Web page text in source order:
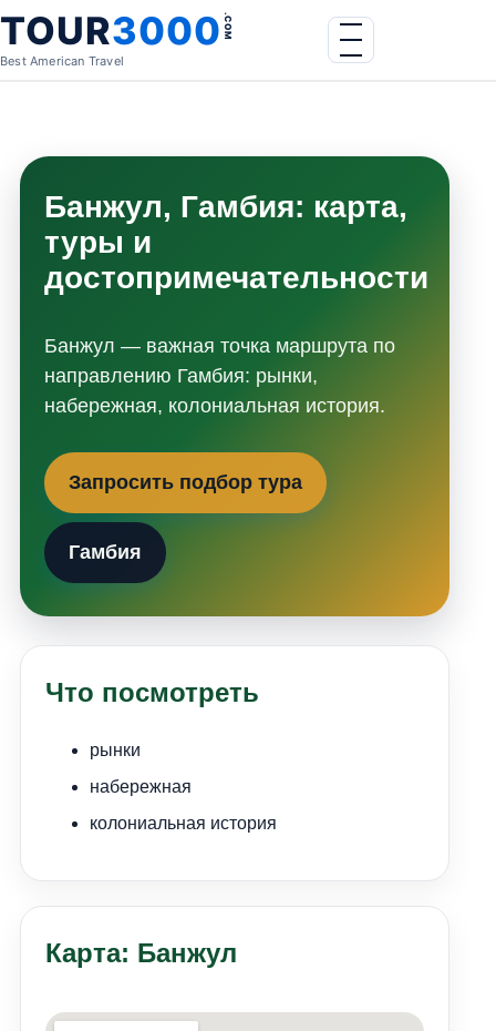
Skip to content
TOUR3000.COM
Best American Travel
Menu
Банжул, Гамбия: карта,
туры и
достопримечательности
Банжул — важная точка маршрута по
направлению Гамбия: рынки,
набережная, колониальная история.
Запросить подбор тура
Гамбия
Что посмотреть
рынки
набережная
колониальная история
Карта: Банжул